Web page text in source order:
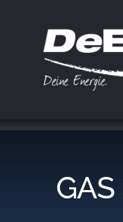
Geschäftsfelder